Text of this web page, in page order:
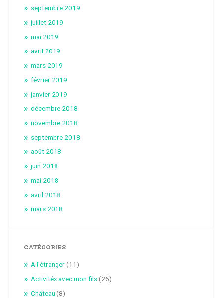
septembre 2019
juillet 2019
mai 2019
avril 2019
mars 2019
février 2019
janvier 2019
décembre 2018
novembre 2018
septembre 2018
août 2018
juin 2018
mai 2018
avril 2018
mars 2018
CATÉGORIES
A l'étranger(11)
Activités avec mon fils(26)
Château (8)